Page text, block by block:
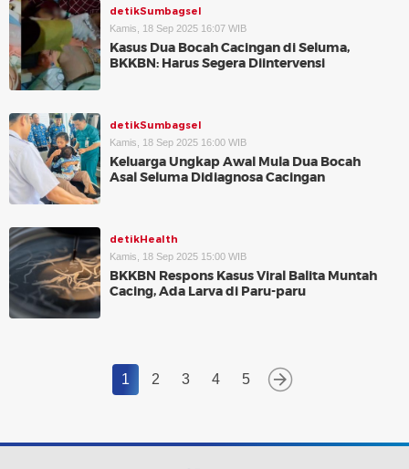
detikSumbagsel
Kamis, 18 Sep 2025 16:07 WIB
Kasus Dua Bocah Cacingan di Seluma,
BKKBN: Harus Segera Diintervensi
detikSumbagsel
Kamis, 18 Sep 2025 16:00 WIB
Keluarga Ungkap Awal Mula Dua Bocah
Asal Seluma Didiagnosa Cacingan
detikHealth
Kamis, 18 Sep 2025 15:00 WIB
BKKBN Respons Kasus Viral Balita Muntah
Cacing, Ada Larva di Paru-paru
1 2 3 4 5